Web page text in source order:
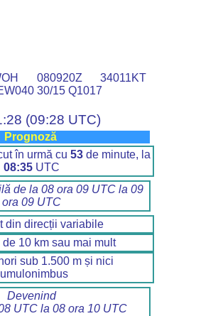
080920Z 34011KT
30/15 Q1017
(09:28 UTC)
Prognoză
în urmă cu 53 de minute, la
08:35UTC
de la 08 ora 09 UTC la 09
ora 09 UTC
din direcții variabile
10 km sau mai mult
sub 1.500 m și nici
Devenind
UTC la 08 ora 10 UTC